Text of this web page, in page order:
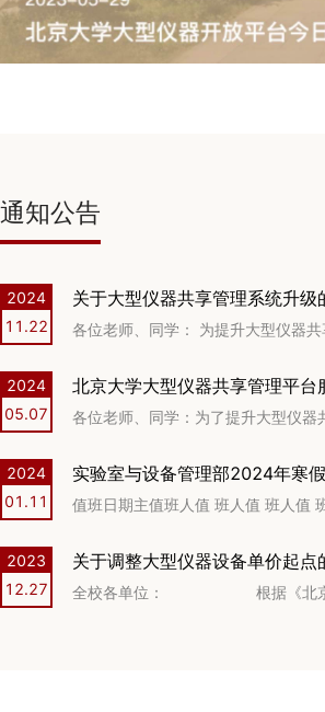
通知公告
2024
11 .22
关于大型仪器共享管理系统升级
2024
05.07
北京大学大型仪器共享管理平台
2024
01 .11
实验室与设备管理部2024年寒
2023
12.27
关于调整大型仪器设备单价起点